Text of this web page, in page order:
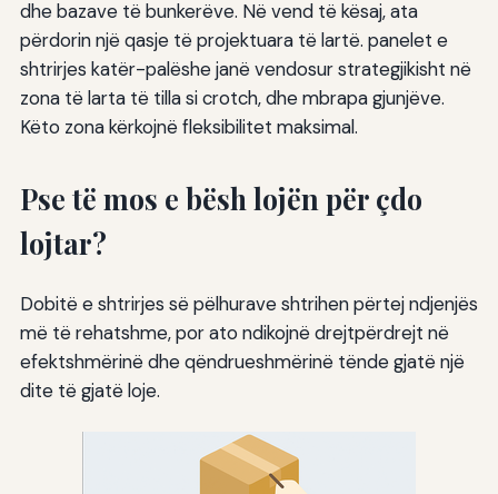
dhe bazave të bunkerëve. Në vend të kësaj, ata
përdorin një qasje të projektuara të lartë. panelet e
shtrirjes katër-palëshe janë vendosur strategjikisht në
zona të larta të tilla si crotch, dhe mbrapa gjunjëve.
Këto zona kërkojnë fleksibilitet maksimal.
Pse të mos e bësh lojën për çdo
lojtar?
Dobitë e shtrirjes së pëlhurave shtrihen përtej ndjenjës
më të rehatshme, por ato ndikojnë drejtpërdrejt në
efektshmërinë dhe qëndrueshmërinë tënde gjatë një
dite të gjatë loje.